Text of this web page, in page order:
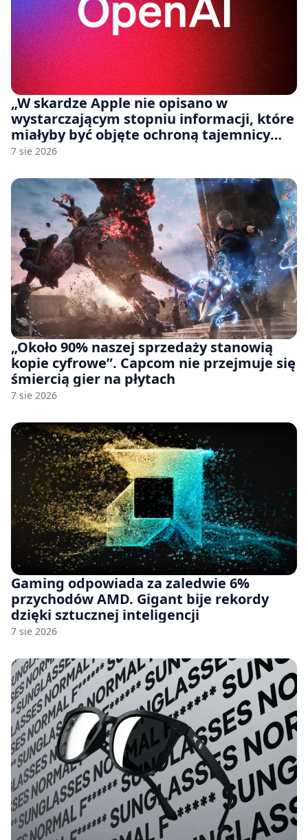
„W skardze Apple nie opisano w
wystarczającym stopniu informacji, które
miałyby być objęte ochroną tajemnicy
handlowej”. OpenAI żąda odrzucenia
7 sie 2026
„Około 90% naszej sprzedaży stanowią
kopie cyfrowe”. Capcom nie przejmuje się
śmiercią gier na płytach
7 sie 2026
Gaming odpowiada za zaledwie 6%
przychodów AMD. Gigant bije rekordy
dzięki sztucznej inteligencji
7 sie 2026